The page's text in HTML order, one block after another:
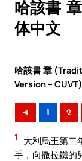
哈該書
体中文
哈該書 章
Version – CUVT)
◄ 1 2
1
大利烏王第二
手﹑向撒拉鐵的